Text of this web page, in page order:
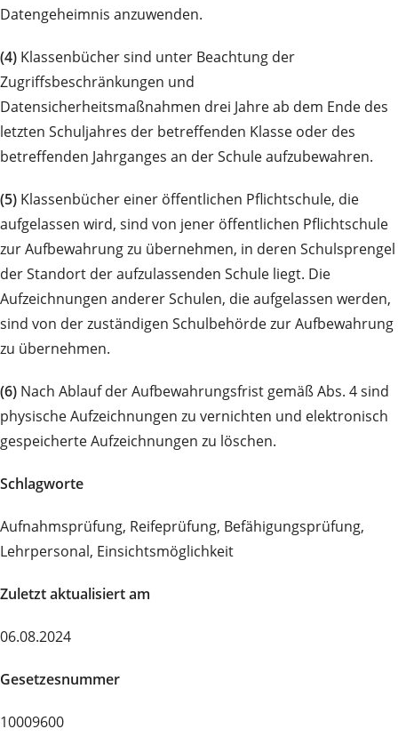
Datengeheimnis anzuwenden.
(4) Klassenbücher sind unter Beachtung der
Zugriffsbeschränkungen und
Datensicherheitsmaßnahmen drei Jahre ab dem Ende des
letzten Schuljahres der betreffenden Klasse oder des
betreffenden Jahrganges an der Schule aufzubewahren.
(5) Klassenbücher einer öffentlichen Pflichtschule, die
aufgelassen wird, sind von jener öffentlichen Pflichtschule
zur Aufbewahrung zu übernehmen, in deren Schulsprengel
der Standort der aufzulassenden Schule liegt. Die
Aufzeichnungen anderer Schulen, die aufgelassen werden,
sind von der zuständigen Schulbehörde zur Aufbewahrung
zu übernehmen.
(6) Nach Ablauf der Aufbewahrungsfrist gemäß Abs. 4 sind
physische Aufzeichnungen zu vernichten und elektronisch
gespeicherte Aufzeichnungen zu löschen.
Schlagworte
Aufnahmsprüfung, Reifeprüfung, Befähigungsprüfung,
Lehrpersonal, Einsichtsmöglichkeit
Zuletzt aktualisiert am
06.08.2024
Gesetzesnummer
10009600